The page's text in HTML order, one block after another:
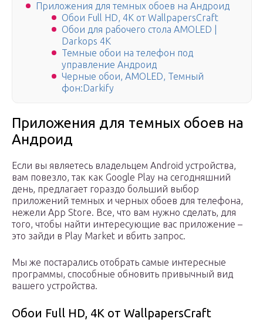
Приложения для темных обоев на Андроид
Обои Full HD, 4K от WallpapersCraft
Обои для рабочего стола AMOLED |
Darkops 4K
Темные обои на телефон под
управление Андроид
Черные обои, AMOLED, Темный
фон:Darkify
Приложения для темных обоев на
Андроид
Если вы являетесь владельцем Android устройства,
вам повезло, так как Google Play на сегодняшний
день, предлагает гораздо больший выбор
приложений темных и черных обоев для телефона,
нежели App Store. Все, что вам нужно сделать, для
того, чтобы найти интересующие вас приложение –
это зайди в Play Market и вбить запрос.
Мы же постарались отобрать самые интересные
программы, способные обновить привычный вид
вашего устройства.
Обои Full HD, 4K от WallpapersCraft